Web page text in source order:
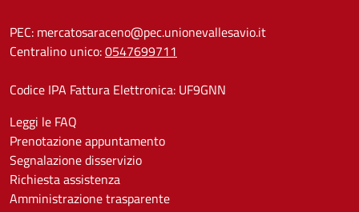
PEC: mercatosaraceno@pec.unionevallesavio.it
Centralino unico:0547699711
Codice IPA Fattura Elettronica: UF9GNN
Leggi le FAQ
Prenotazione appuntamento
Segnalazione disservizio
Richiesta assistenza
Amministrazione trasparente